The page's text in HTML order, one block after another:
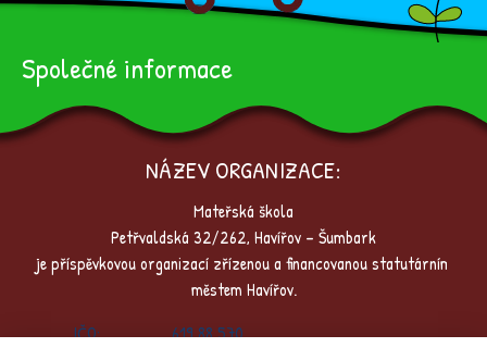
Společné informace
NÁZEV ORGANIZACE:
Mateřská škola
Petřvaldská 32/262, Havířov – Šumbark
je příspěvkovou organizací zřízenou a financovanou statutárním
městem Havířov.
IČO:
619 88 570